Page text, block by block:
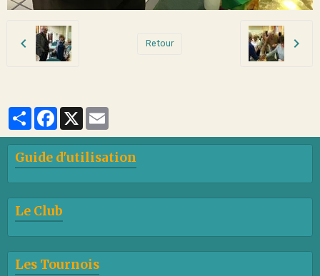
Retour
PartagerFacebook
Guide d'utilisation
Le Club
Les Tournois